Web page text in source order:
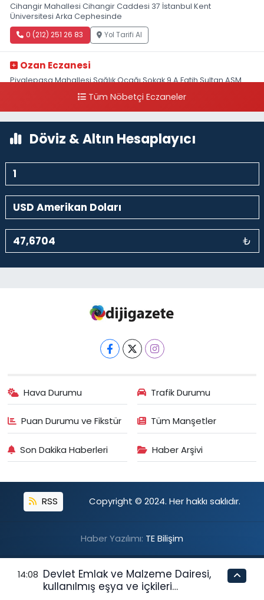
Cihangir Mahallesi Cihangir Caddesi 37 İstanbul Kent
Üniversitesi Arka Cephesinde
0 (212) 251 26 83 Yol Tarifi Al
Ozan Eczanesi
Piyalepaşa Mahallesi Sağlık Ocağı Sokak 9 A Fatih Sultan ASM
Tüm Nöbetçi Eczaneler
Döviz & Altın Hesaplayıcı
₺
Hava Durumu Trafik Durumu
Puan Durumu ve Fikstür Tüm Manşetler
Son Dakika Haberleri Haber Arşivi
RSS Copyright © 2024. Her hakkı saklıdır.
Haber Yazılımı: TE Bilişim
14:08 Devlet Emlak ve Malzeme Dairesi,
kullanılmış eşya ve içkileri